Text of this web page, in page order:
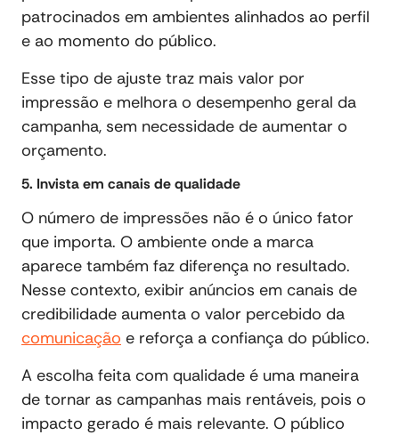
patrocinados em ambientes alinhados ao perfil
e ao momento do público.
Esse tipo de ajuste traz mais valor por
impressão e melhora o desempenho geral da
campanha, sem necessidade de aumentar o
orçamento.
5. Invista em canais de qualidade
O número de impressões não é o único fator
que importa. O ambiente onde a marca
aparece também faz diferença no resultado.
Nesse contexto, exibir anúncios em canais de
credibilidade aumenta o valor percebido da
comunicação e reforça a confiança do público.
A escolha feita com qualidade é uma maneira
de tornar as campanhas mais rentáveis, pois o
impacto gerado é mais relevante. O público